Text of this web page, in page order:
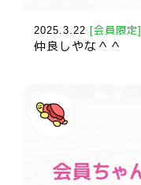
2025.3.22 [会員限定]
仲良しやな＾＾